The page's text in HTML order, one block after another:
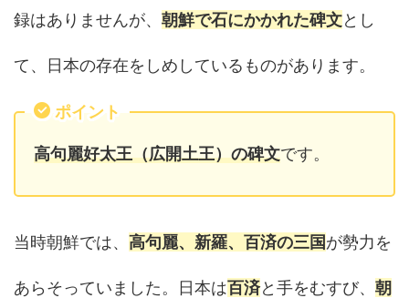
録はありませんが、 朝鮮で石にかかれた碑文とし
て、日本の存在をしめしているものがあります。
ポイント
高句麗好太王（広開土王）の碑文です。
当時朝鮮では、 高句麗、新羅、百済の三国が勢力を
あらそっていました。日本は百済と手をむすび、 朝